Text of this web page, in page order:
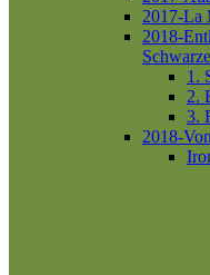
2017-La
2018-
1.
2.
3.
2018-